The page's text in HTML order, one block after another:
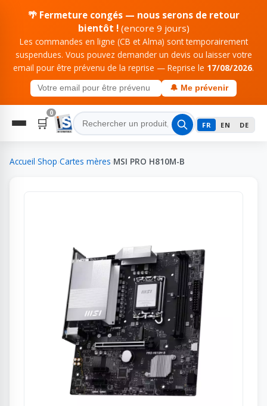
🌴 Fermeture congés — nous serons de retour
bientôt !(encore 9 jours)
Les commandes en ligne (CB et Alma) sont temporairement
suspendues. Vous pouvez demander un devis ou laisser votre
email pour être prévenu de la reprise — Reprise le 17/08/2026.
🔔 Me prévenir
🛒
0
FR EN DE
Accueil Shop Cartes mères MSI PRO H810M-B